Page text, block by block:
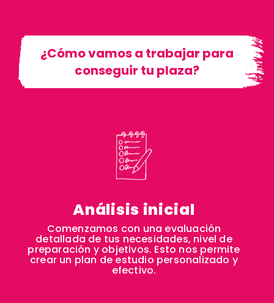
¿Cómo vamos a trabajar para
conseguir tu plaza?
Análisis inicial
Comenzamos con una evaluación
detallada de tus necesidades, nivel de
preparación y objetivos. Esto nos permite
crear un plan de estudio personalizado y
efectivo.